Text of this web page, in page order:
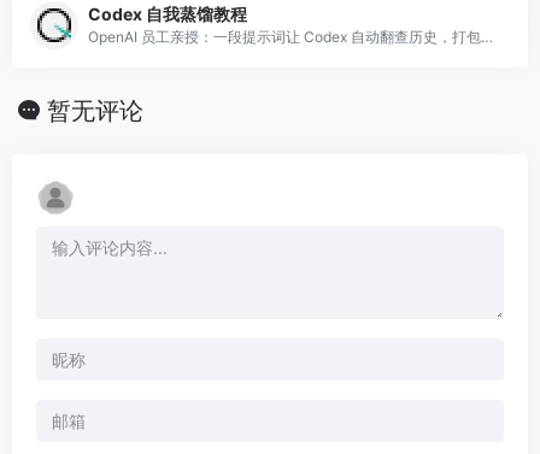
Codex 自我蒸馏教程
OpenAI 员工亲授：一段提示词让 Codex 自动翻查历史，打包可复用工具。
暂无评论